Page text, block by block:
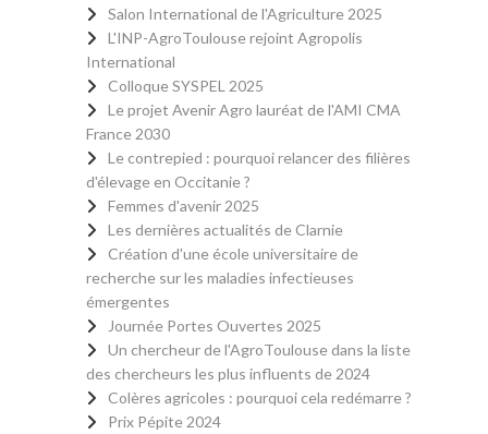
Salon International de l'Agriculture 2025
L'INP-AgroToulouse rejoint Agropolis
International
Colloque SYSPEL 2025
Le projet Avenir Agro lauréat de l'AMI CMA
France 2030
Le contrepied : pourquoi relancer des filières
d'élevage en Occitanie ?
Femmes d'avenir 2025
Les dernières actualités de Clarnie
Création d'une école universitaire de
recherche sur les maladies infectieuses
émergentes
Journée Portes Ouvertes 2025
Un chercheur de l'AgroToulouse dans la liste
des chercheurs les plus influents de 2024
Colères agricoles : pourquoi cela redémarre ?
Prix Pépite 2024